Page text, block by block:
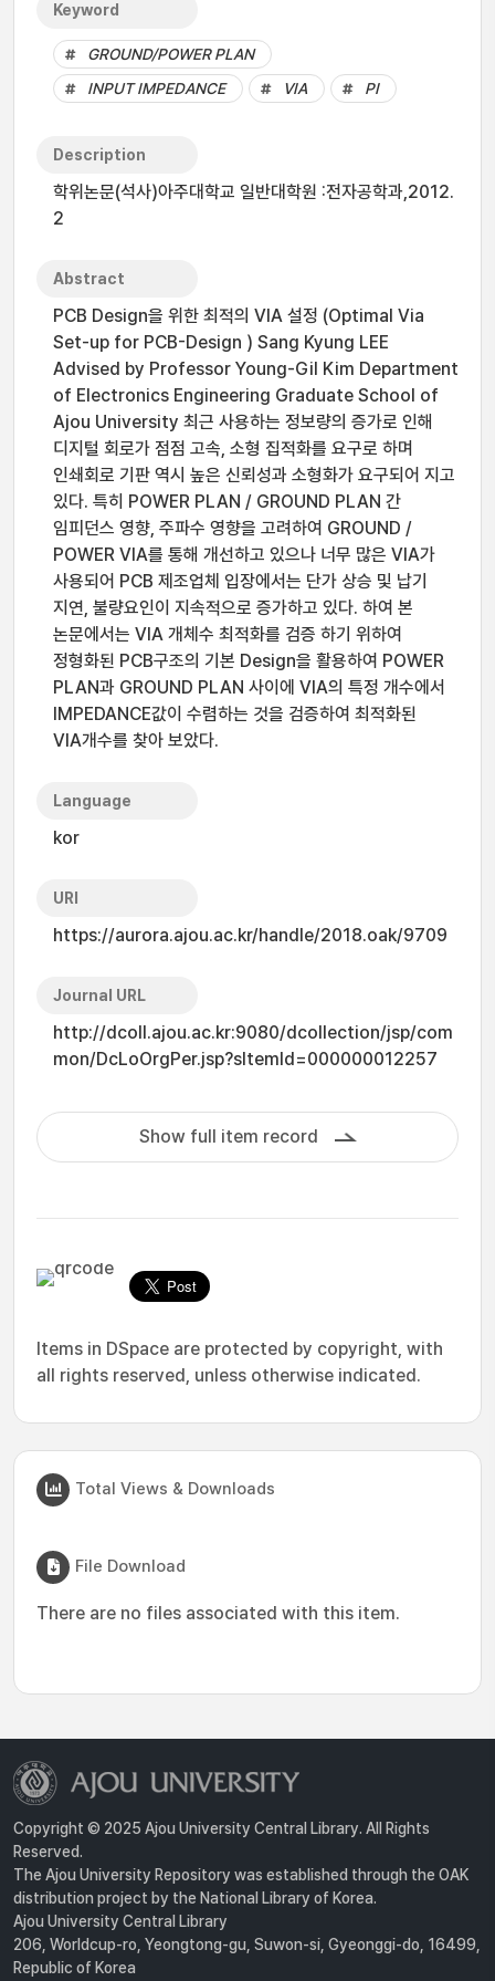
Keyword
GROUND/POWER PLAN
INPUT IMPEDANCE
VIA PI
Description
학위논문(석사)아주대학교 일반대학원 :전자공학과,2012.
2
Abstract
PCB Design을 위한 최적의 VIA 설정 (Optimal Via
Set-up for PCB-Design ) Sang Kyung LEE
Advised by Professor Young-Gil Kim Department
of Electronics Engineering Graduate School of
Ajou University 최근 사용하는 정보량의 증가로 인해
디지털 회로가 점점 고속, 소형 집적화를 요구로 하며
인쇄회로 기판 역시 높은 신뢰성과 소형화가 요구되어 지고
있다. 특히 POWER PLAN / GROUND PLAN 간
임피던스 영향, 주파수 영향을 고려하여 GROUND /
POWER VIA를 통해 개선하고 있으나 너무 많은 VIA가
사용되어 PCB 제조업체 입장에서는 단가 상승 및 납기
지연, 불량요인이 지속적으로 증가하고 있다. 하여 본
논문에서는 VIA 개체수 최적화를 검증 하기 위하여
정형화된 PCB구조의 기본 Design을 활용하여 POWER
PLAN과 GROUND PLAN 사이에 VIA의 특정 개수에서
IMPEDANCE값이 수렴하는 것을 검증하여 최적화된
VIA개수를 찾아 보았다.
Language
kor
URI
https://aurora.ajou.ac.kr/handle/2018.oak/9709
Journal URL
http://dcoll.ajou.ac.kr:9080/dcollection/jsp/com
mon/DcLoOrgPer.jsp?sItemId=000000012257
Show full item record
Items in DSpace are protected by copyright, with
all rights reserved, unless otherwise indicated.
Total Views & Downloads
File Download
There are no files associated with this item.
Copyright © 2025 Ajou University Central Library. All Rights
Reserved.
The Ajou University Repository was established through the OAK
distribution project by the National Library of Korea.
Ajou University Central Library
206, Worldcup-ro, Yeongtong-gu, Suwon-si, Gyeonggi-do, 16499,
Republic of Korea